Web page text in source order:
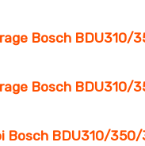
Bosch BDU310/
Bosch BDU310/
Bosch BDU310/